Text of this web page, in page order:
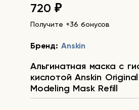
720₽
Получите +36 бонусов
Бренд: Anskin
Альгинатная маска с
кислотой Anskin
Modeling Mask Refill